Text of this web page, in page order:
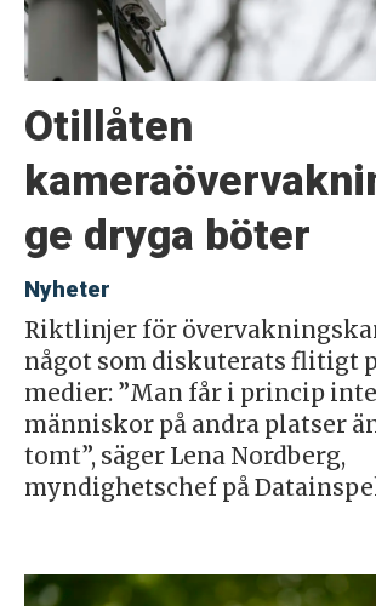
Otillåten
ge dryga böter
Nyheter
Riktlinjer för
något som diskuterats flitigt
medier: ”Man får i princip
människor på andra platser
tomt”, säger Lena Nordberg,
myndighetschef på